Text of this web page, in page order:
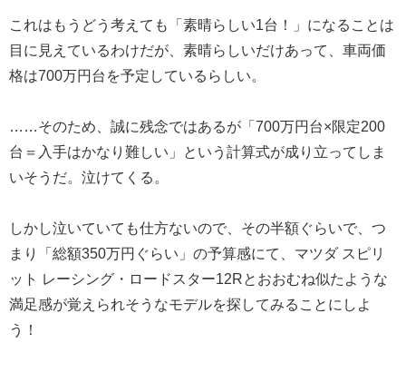
これはもうどう考えても「素晴らしい1台！」になることは
目に見えているわけだが、素晴らしいだけあって、車両価
格は700万円台を予定しているらしい。
……そのため、誠に残念ではあるが「700万円台×限定200
台＝入手はかなり難しい」という計算式が成り立ってしま
いそうだ。泣けてくる。
しかし泣いていても仕方ないので、その半額ぐらいで、つ
まり「総額350万円ぐらい」の予算感にて、マツダ スピリ
ット レーシング・ロードスター12Rとおおむね似たような
満足感が覚えられそうなモデルを探してみることにしよ
う！